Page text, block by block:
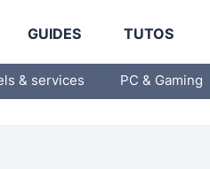
GUIDES TUTOS
& services PC & Gaming